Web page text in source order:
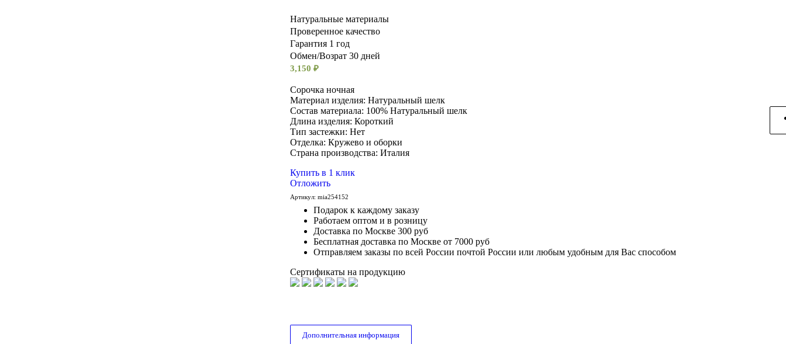
Натуральные материалы
Проверенное качество
Гарантия 1 год
Обмен/Возрат 30 дней
3,150₽
Сорочка ночная
Материал изделия: Натуральный шелк
Состав материала: 100% Натуральный шелк
Длина изделия: Короткий
Тип застежки: Нет
Отделка: Кружево и оборки
Cтрана производства: Италия
Купить в 1 клик
Отложить
Артикул:mia254152
Подарок к каждому заказу
Работаем оптом и в розницу
Доставка по Москве 300 руб
Бесплатная доставка по Москве от 7000 руб
Отправляем заказы по всей России почтой России или любым удобным для Вас способом
Сертификаты на продукцию
Дополнительная информация